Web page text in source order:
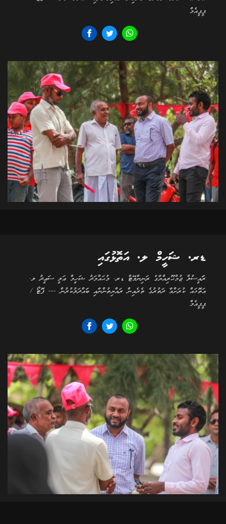
ޕީޕީއެމް
ޑރ. ޝަހީމް ލ. އަތޮޅުގައި
ރަަައީސުލް ޖުމްޙޫރިއްޔާގެ ރަނިންމޭޓް ޑރ. މުޙައްމަދު ޝަހީމް ޢަލީ ސަޢީދު ލ.
އަތޮޅައް ކުރަށްވާ ދަތުރުގެ ތެރެއިން ރައްޔިތުންނާއި ބަައްދަލުކުރުން --- ފޮޓޯ /
ޕީޕީއެމް